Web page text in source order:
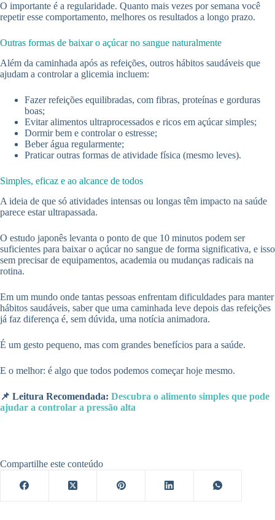
O importante é a regularidade. Quanto mais vezes por semana você
repetir esse comportamento, melhores os resultados a longo prazo.
Outras formas de baixar o açúcar no sangue naturalmente
Além da caminhada após as refeições, outros hábitos saudáveis que
ajudam a controlar a glicemia incluem:
Fazer refeições equilibradas, com fibras, proteínas e gorduras
boas;
Evitar alimentos ultraprocessados e ricos em açúcar simples;
Dormir bem e controlar o estresse;
Beber água regularmente;
Praticar outras formas de atividade física (mesmo leves).
Simples, eficaz e ao alcance de todos
A ideia de que só atividades intensas ou longas têm impacto na saúde
parece estar ultrapassada.
O estudo japonês levanta o ponto de que 10 minutos podem ser
suficientes para baixar o açúcar no sangue de forma significativa, e isso
sem precisar de equipamentos, academia ou mudanças radicais na
rotina.
Em um mundo onde tantas pessoas enfrentam dificuldades para manter
hábitos saudáveis, saber que uma caminhada leve depois das refeições
já faz diferença é, sem dúvida, uma notícia animadora.
É um gesto pequeno, mas com grandes benefícios para a saúde.
E o melhor: é algo que todos podemos começar hoje mesmo.
📌 Leitura Recomendada: Descubra o alimento simples que pode
ajudar a controlar a pressão alta
Compartilhe este conteúdo